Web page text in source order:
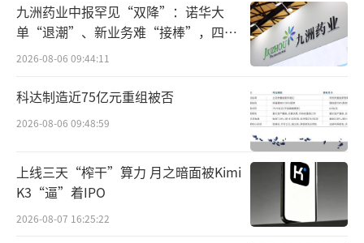
而郎酒，则是“好吃嘴”们最爱的美食搭
子——当下，成都平均每天郎酒的开瓶数量在4
万瓶以上，单是小郎酒单支产品年销量就达到
了3亿多瓶。庞大的消费群体和人人都爱的火锅
相遇，成为胜却人间无数的天作之合。
以“火锅配酒”为引，点燃人间烟火气。
中国郎·火锅英雄会将联动线上线下，以火锅
和郎酒七大战略产品共同点燃生活的热情，全
九洲药业中报罕见“双降”：诺华大
单“退潮”、新业务难“接棒”，四大
难关待闯
2026-08-06 09:44:11
科达制造近75亿元重组被否
2026-08-06 09:48:59
上线三天“榨干”算力 月之暗面被Kimi
K3“逼”着IPO
2026-08-07 16:25:22